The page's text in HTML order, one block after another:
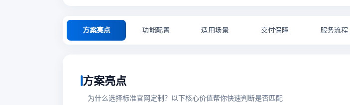
方案亮点 功能配置 适用场景 交付保障 服务流程
方案亮点
为什么选择标准官网定制？以下核心价值帮你快速判断是否匹配